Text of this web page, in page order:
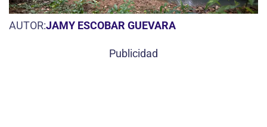
AUTOR:JAMY ESCOBAR GUEVARA
Publicidad